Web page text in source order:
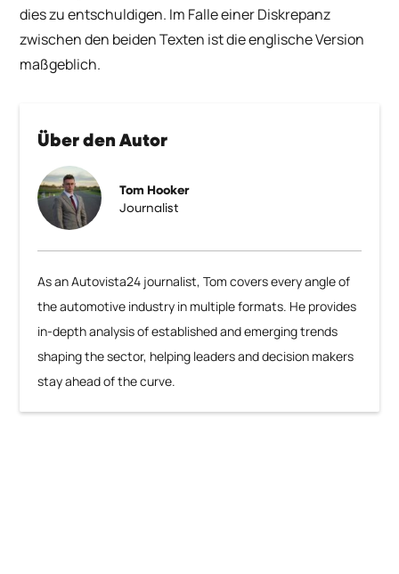
Über den Autor
Tom Hooker
Journalist
As an Autovista24 journalist, Tom covers every angle of
the automotive industry in multiple formats. He provides
in-depth analysis of established and emerging trends
shaping the sector, helping leaders and decision makers
stay ahead of the curve.
dies zu entschuldigen. Im Falle einer Diskrepanz
zwischen den beiden Texten ist die englische Version
maßgeblich.